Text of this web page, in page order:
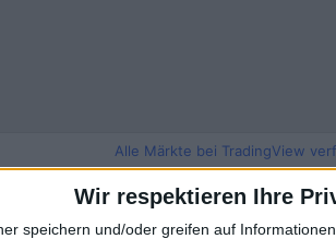
Wir respektieren Ihre
speichern und/oder greifen auf
Alle Märkte bei TradingView